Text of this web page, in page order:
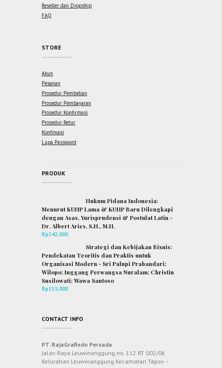
Reseller dan Dropship
FAQ
STORE
Akun
Pesanan
Prosedur Pembelian
Prosedur Pembayaran
Prosedur Konfirmasi
Prosedur Retur
Konfimasi
Lupa Password
PRODUK
Hukum Pidana Indonesia:
Menurut KUHP Lama & KUHP Baru Dilengkapi
dengan Asas, Yurisprudensi & Postulat Latin -
Dr. Albert Aries, S.H., M.H.
Rp142,000
Strategi dan Kebijakan Bisnis:
Pendekatan Teoritis dan Praktis untuk
Organisasi Modern - Sri Palupi Prabandari;
Wilopo; Inggang Perwangsa Nuralam; Christin
Susilowati; Wawa Santoso
Rp113,000
CONTACT INFO
PT. RajaGrafindo Persada
Jalan Raya Leuwinanggung no. 112 RT 002/06
Kelurahan Leuwinanggung Kecamatan Tapos –